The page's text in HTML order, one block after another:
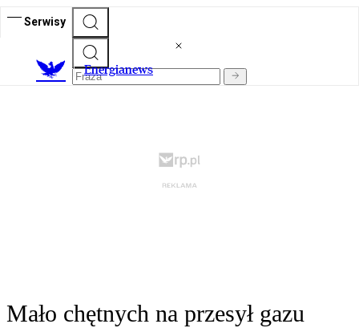
Serwisy
Energianews
Mało chętnych na przesył gazu